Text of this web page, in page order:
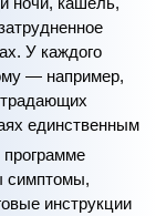
У каждого
— например,
единственным
программе
симптомы,
инструкции